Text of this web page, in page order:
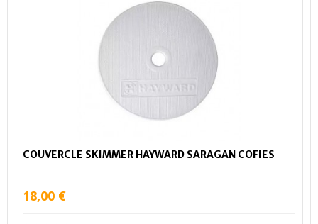
COUVERCLE SKIMMER HAYWARD SARAGAN COFIES
18,00 €